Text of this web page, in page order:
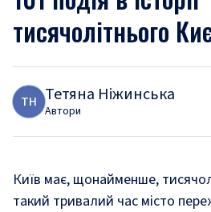
тисячолітнього
ТН Тетяна Ніжинська
Автори
Київ має, щонайменше,
такий тривалий час місто